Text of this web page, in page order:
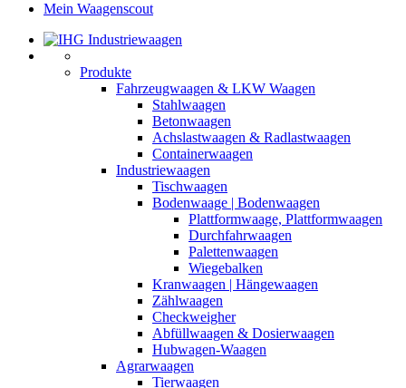
Mein Waagenscout
Produkte
Fahrzeugwaagen & LKW Waagen
Stahlwaagen
Betonwaagen
Achslastwaagen & Radlastwaagen
Containerwaagen
Industriewaagen
Tischwaagen
Bodenwaage | Bodenwaagen
Plattformwaage, Plattformwaagen
Durchfahrwaagen
Palettenwaagen
Wiegebalken
Kranwaagen | Hängewaagen
Zählwaagen
Checkweigher
Abfüllwaagen & Dosierwaagen
Hubwagen-Waagen
Agrarwaagen
Tierwaagen